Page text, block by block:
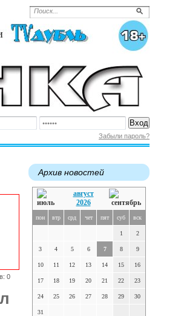
Забыли пароль?
0
Архив новостей
август
2026
пон втр срд чет пят суб вск
1 2
3 4 5 6 7 8 9
10 11 12 13 14 15 16
17 18 19 20 21 22 23
24 25 26 27 28 29 30
31